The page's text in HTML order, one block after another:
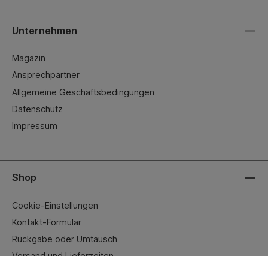
Unternehmen
Magazin
Ansprechpartner
Allgemeine Geschäftsbedingungen
Datenschutz
Impressum
Shop
Cookie-Einstellungen
Kontakt-Formular
Rückgabe oder Umtausch